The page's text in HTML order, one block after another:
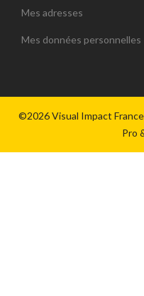
Mes adresses
Mes données personnelles
©2026 Visual Impact
Pro